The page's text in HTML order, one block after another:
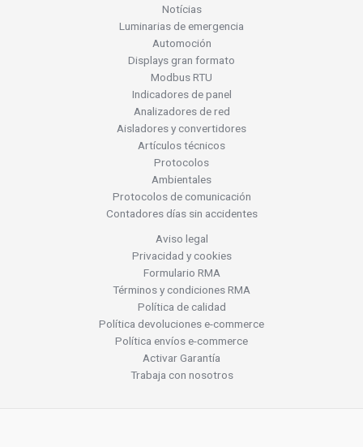
Notícias
Luminarias de emergencia
Automoción
Displays gran formato
Modbus RTU
Indicadores de panel
Analizadores de red
Aisladores y convertidores
Artículos técnicos
Protocolos
Ambientales
Protocolos de comunicación
Contadores días sin accidentes
Aviso legal
Privacidad y cookies
Formulario RMA
Términos y condiciones RMA
Política de calidad
Política devoluciones e-commerce
Política envíos e-commerce
Activar Garantía
Trabaja con nosotros